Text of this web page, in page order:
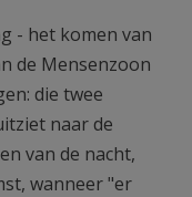
- het komen van
de Mensenzoon
die twee
naar de
van de nacht,
wanneer "er